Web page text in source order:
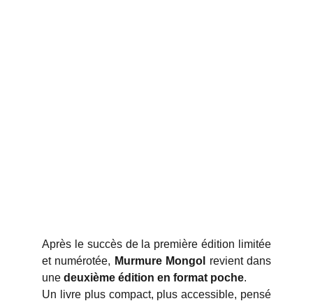
Après le succès de la première édition limitée
et numérotée, Murmure Mongol
revient dans
une deuxième édition en format poche.
Un livre plus compact, plus accessible, pensé